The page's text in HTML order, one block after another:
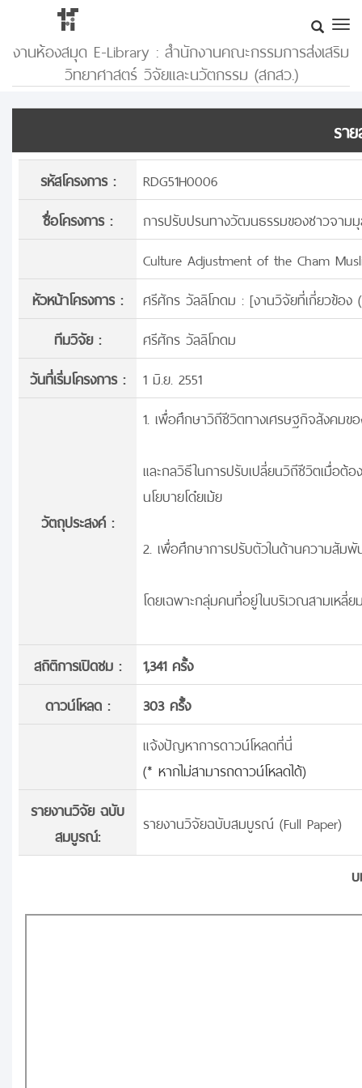
งานห้องสมุด E-Library : สำนักงานคณะกรรมการส่งเสริม
วิทยาศาสตร์ วิจัยและนวัตกรรม (สกสว.)
รา
รหัสโครงการ :
RDG51H0006
ชื่อโครงการ :
การปรับปรนทางวัฒนธรรมของชาวจามมุ
Culture Adjustment of the Cham
หัวหน้าโครงการ :
ศรีศักร วัลลิโภดม : [งานวิจัยที่เกี่ยวข้อง
ทีมวิจัย :
ศรีศักร วัลลิโภดม
วันที่เริ่มโครงการ :
1 มิ.ย. 2551
วัตถุประสงค์ :
1. เพื่อศึกษาวิถีชีวิตทางเศรษฐกิจสังคมข
และกลวิธีในการปรับเปลี่ยนวิถีชีวิตเมื่อต้
นโยบายโด๋ยเม้ย
2. เพื่อศึกษาการปรับตัวในด้านความสัม
โดยเฉพาะกลุ่มคนที่อยู่ในบริเวณสามเหลี่ย
สถิติการเปิดชม :
1,341 ครั้ง
ดาวน์โหลด :
303 ครั้้ง
แจ้งปัญหาการดาวน์โหลดที่นี่
(* หากไม่สามารถดาวน์โหลดได้)
รายงานวิจัย ฉบับ
สมบูรณ์:
รายงานวิจัยฉบับสมบูรณ์ (Full Paper)